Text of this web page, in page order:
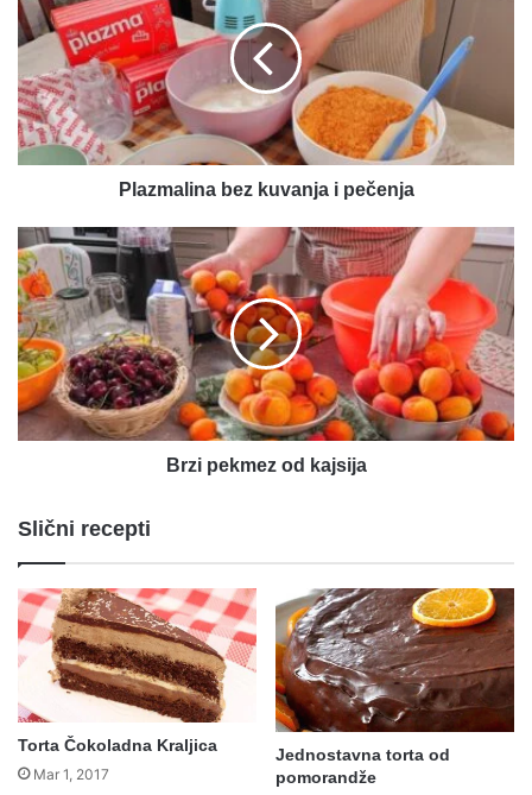
kuvanja
pečenja
Plazmalina bez kuvanja i pečenja
Brzi
pekmez
od
kajsija
Brzi pekmez od kajsija
Slični recepti
Torta Čokoladna Kraljica
Mar 1, 2017
Jednostavna torta od
pomorandže